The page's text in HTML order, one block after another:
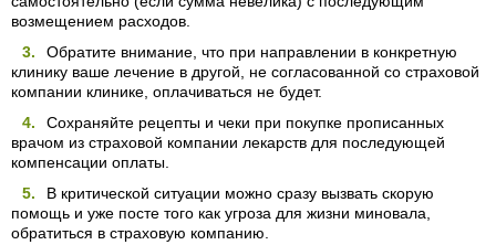
возмещением расходов.
Обратите внимание, что при направлении в конкретную
клинику ваше лечение в другой, не согласованной со страховой
компании клинике, оплачиваться не будет.
Сохраняйте рецепты и чеки при покупке прописанных
врачом из страховой компании лекарств для последующей
компенсации оплаты.
В критической ситуации можно сразу вызвать скорую
помощь и уже посте того как угроза для жизни миновала,
обратиться в страховую компанию.